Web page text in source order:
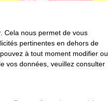
Cela nous permet de vous
pertinentes en dehors de
à tout moment modifier ou
vos données, veuillez consulter